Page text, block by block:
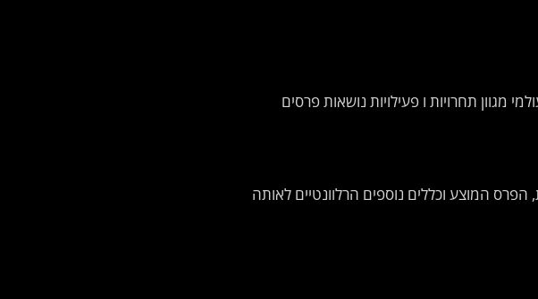
מגוון תחרויות ו פעילויות נושאות פרסים
המוצע וכללים נוספים הרלוונטיים לאותה